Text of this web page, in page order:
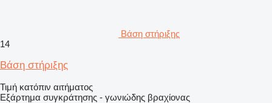
Βάση στήριξης
14
Βάση στήριξης
Τιμή κατόπιν αιτήματος
Εξάρτημα συγκράτησης - γωνιώδης βραχίονας